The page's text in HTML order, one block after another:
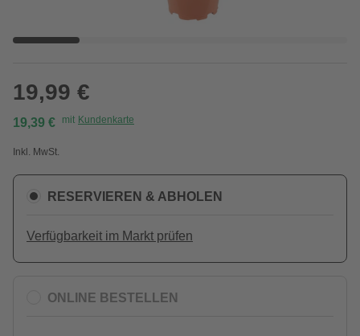
19,99 €
19,39 € mit Kundenkarte
Inkl. MwSt.
RESERVIEREN & ABHOLEN
Verfügbarkeit im Markt prüfen
ONLINE BESTELLEN